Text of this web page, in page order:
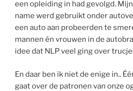
een opleiding in had gevolgd.
name werd gebruikt onder
een auto aan probeerden te
mannen én vrouwen in de
idee dat NLP veel ging over
En daar ben ik niet de enige in..
gaat over de patronen van onze